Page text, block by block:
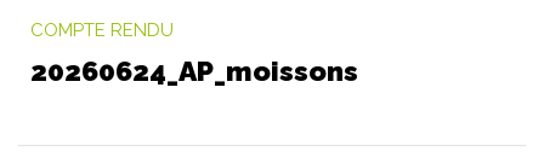
COMPTE RENDU
20260624_AP_moissons